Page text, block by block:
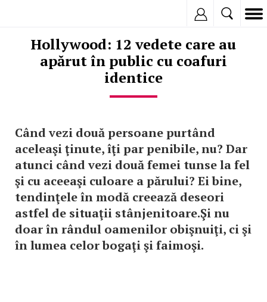
Hollywood: 12 vedete care au
apărut în public cu coafuri
identice
Când vezi două persoane purtând
aceleaşi ţinute, îţi par penibile, nu? Dar
atunci când vezi două femei tunse la fel
şi cu aceeaşi culoare a părului? Ei bine,
tendinţele în modă creează deseori
astfel de situaţii stânjenitoare.Şi nu
doar în rândul oamenilor obişnuiţi, ci şi
în lumea celor bogaţi şi faimoşi.